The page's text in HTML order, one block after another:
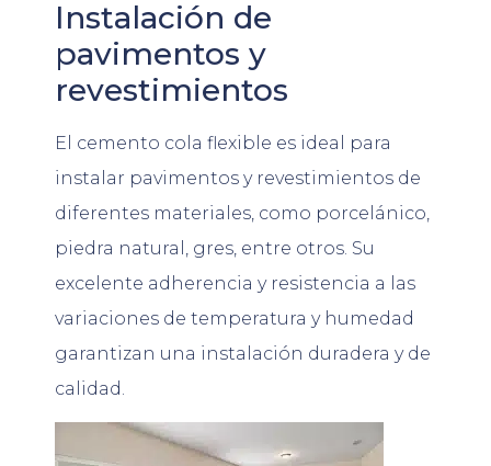
Instalación de
pavimentos y
revestimientos
El cemento cola flexible es ideal para
instalar pavimentos y revestimientos de
diferentes materiales, como porcelánico,
piedra natural, gres, entre otros. Su
excelente adherencia y resistencia a las
variaciones de temperatura y humedad
garantizan una instalación duradera y de
calidad.